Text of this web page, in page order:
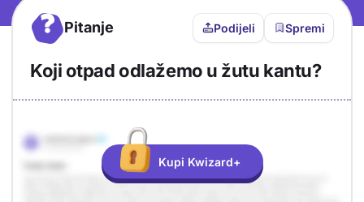
? Pitanje Podijeli Spremi
Koji otpad odlažemo u žutu kantu?
Odgovor
Objašnjenje
Kupi Kwizard+